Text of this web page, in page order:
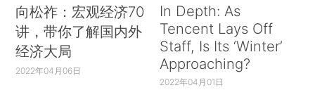
向松祚：宏观经济70
讲，带你了解国内外
经济大局
2022年04月06日
In Depth: As
Tencent Lays Off
Staff, Is Its ‘Winter’
Approaching?
2022年04月01日